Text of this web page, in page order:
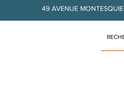
49 AVENUE